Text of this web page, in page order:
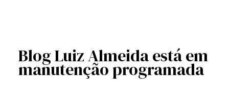
Blog Luiz Almeida está em
manutenção programada